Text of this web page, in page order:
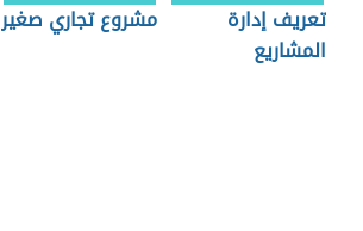
تعريف إدارة
المشاريع
مشروع تجاري صغير